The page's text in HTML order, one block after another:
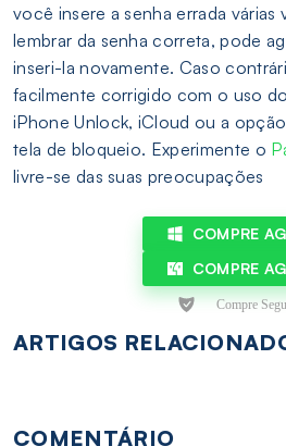
você insere a senha errada várias
lembrar da senha correta, pode
inseri-la novamente. Caso
facilmente corrigido com o uso do
iPhone Unlock, iCloud ou a
tela de bloqueio. Experimente o
livre-se das suas preocupações
COMPRE
COMPRE
ARTIGOS
COMENTÁRIO